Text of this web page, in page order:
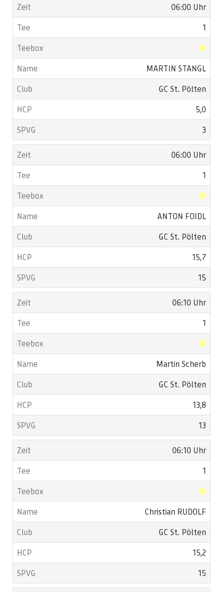
06:00 Uhr
1
MARTIN STANGL
GC St. Pölten
5,0
3
06:00 Uhr
1
ANTON FOIDL
GC St. Pölten
15,7
15
06:10 Uhr
1
Martin Scherb
GC St. Pölten
13,8
13
06:10 Uhr
1
Christian RUDOLF
GC St. Pölten
15,2
15